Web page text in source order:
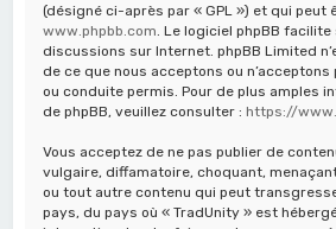
(désigné ci-après par « GPL ») et qui peut
www.phpbb.com . Le logiciel phpBB
discussions sur Internet. phpBB Limited
de ce que nous acceptons ou
ou conduite permis. Pour de plus amples
de phpBB, veuillez consulter : https://
Vous acceptez de ne pas publier de
vulgaire, diffamatoire, choquant,
ou tout autre contenu qui peut
pays, du pays où « TradUnity » est